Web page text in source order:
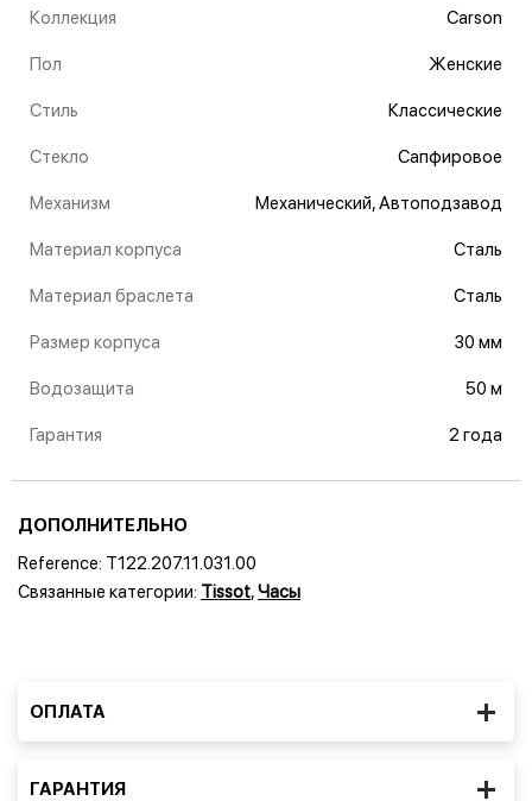
Коллекция Carson
Пол Женские
Стиль Классические
Стекло Сапфировое
Механизм Механический, Автоподзавод
Материал корпуса Сталь
Материал браслета Сталь
Размер корпуса 30 мм
Водозащита 50 м
Гарантия 2 года
ДОПОЛНИТЕЛЬНО
Reference: T122.207.11.031.00
Связанные категории: Tissot,Часы
ОПЛАТА
ГАРАНТИЯ